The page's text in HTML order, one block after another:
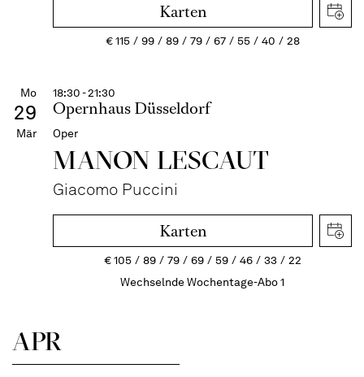
Karten
€115 99 89 79 67 55 40 28
Mo
29
Mär
18:30 - 21:30
Opernhaus Düsseldorf
Oper
MANON LESCAUT
Giacomo Puccini
Karten
€105 89 79 69 59 46 33
22
Wechselnde Wochentage-Abo 1
APR